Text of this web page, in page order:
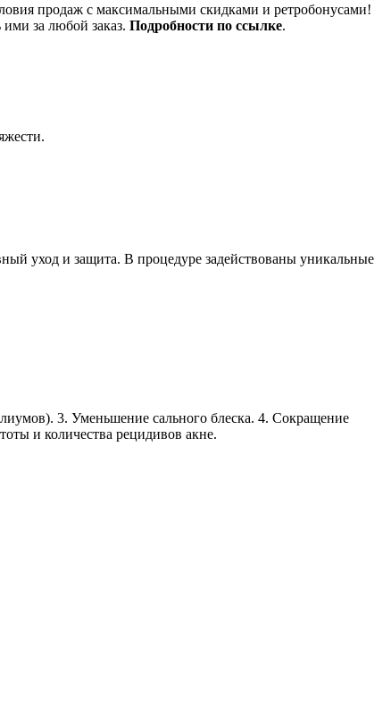
продаж с максимальными скидками и ретробонусами!
за любой заказ. Подробности по ссылке.
уход и защита. В процедуре задействованы уникальные
3. Уменьшение сального блеска. 4. Сокращение
и количества рецидивов акне.